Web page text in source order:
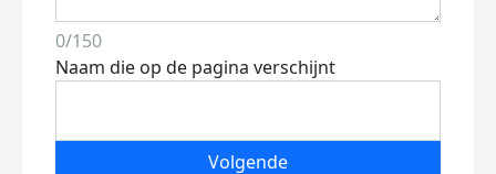
0/150
Naam die op de pagina verschijnt
Volgende